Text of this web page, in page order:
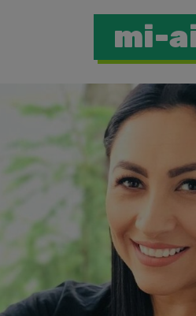
mi-